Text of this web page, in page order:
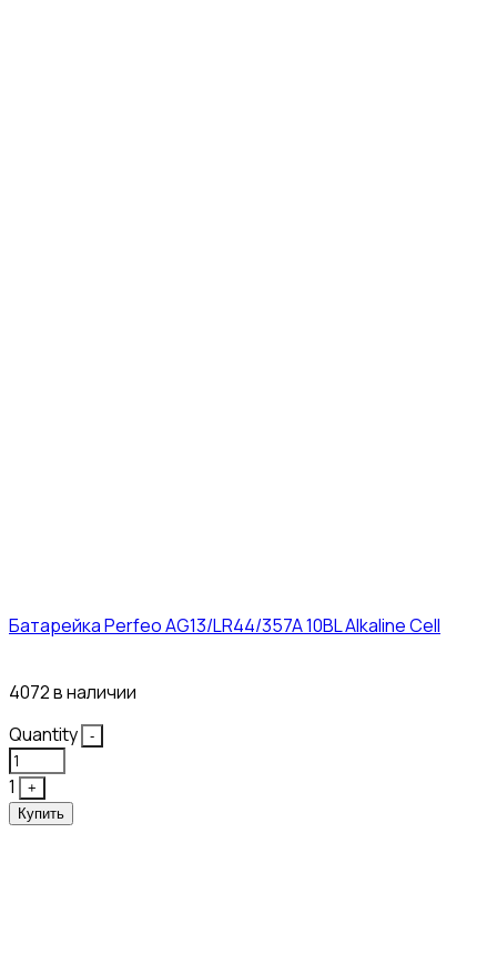
Батарейка Perfeo AG13/LR44/357A 10BL Alkaline Cell
4072 в наличии
Quantity
-
1
+
Купить